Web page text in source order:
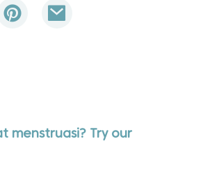
menstruasi? Try our